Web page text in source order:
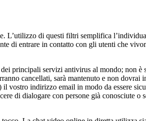
L’utilizzo di questi filtri semplifica
di entrare in contatto con gli utenti che
principali servizi antivirus al mondo; non è
cancellati, sarà mantenuto e non dovrai
vostro indirizzo email in modo da essere
di dialogare con persone già conosciute